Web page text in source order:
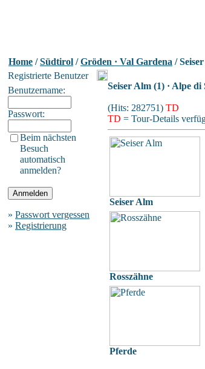
Home /Südtirol /Gröden · Val Gardena /
Registrierte Benutzer
Benutzername:
Passwort:
Beim nächsten
Besuch
automatisch
anmelden?
» Passwort vergessen
» Registrierung
Seiser Alm (1) · Alpe di
(Hits: 282751) TD
TD = Tour-Details
Seiser Alm
Rosszähne
Pferde